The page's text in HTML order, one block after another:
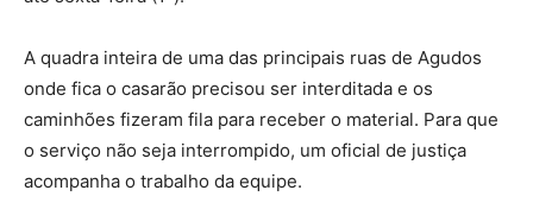
A quadra inteira de uma das principais ruas de Agudos
onde fica o casarão precisou ser interditada e os
caminhões fizeram fila para receber o material. Para que
o serviço não seja interrompido, um oficial de justiça
acompanha o trabalho da equipe.